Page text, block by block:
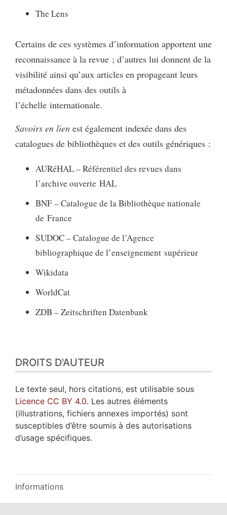
The Lens
Certains de ces systèmes d’information apportent une
reconnaissance à la revue ; d’autres lui donnent de la
visibilité ainsi qu’aux articles en propageant leurs
métadonnées dans des outils à
l’échelle internationale.
Savoirs en lien est également indexée dans des
catalogues de bibliothèques et des outils génériques :
AURéHAL – Référentiel des revues dans
l’archive ouverte HAL
BNF – Catalogue de la Bibliothèque nationale
de France
SUDOC – Catalogue de l’Agence
bibliographique de l’enseignement supérieur
Wikidata
WorldCat
ZDB – Zeitschriften Datenbank
DROITS D'AUTEUR
Le texte seul, hors citations, est utilisable sous
Licence CC BY 4.0. Les autres éléments
(illustrations, fichiers annexes importés) sont
susceptibles d’être soumis à des autorisations
d’usage spécifiques.
Informations